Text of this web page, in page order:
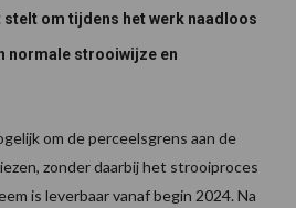
om tijdens het werk naadloos
normale strooiwijze en
om de perceelsgrens aan de
zonder daarbij het strooiproces
is leverbaar vanaf begin 2024. Na